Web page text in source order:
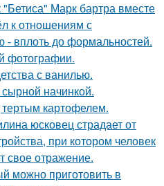
Марк бартра вместе
к отношениям с
- вплоть до формальностей.
фотографии.
с ванилью.
начинкой.
картофелем.
юсковец страдает от
при котором человек
свое отражение.
можно приготовить в